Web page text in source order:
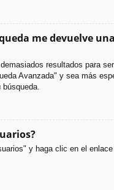
me devuelve
resultados para
Avanzada" y sea más
y haga clic en el